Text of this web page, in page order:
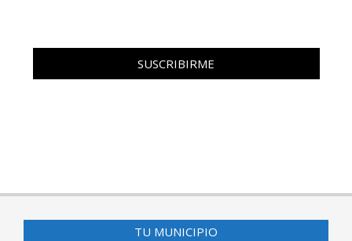
TU MUNICIPIO